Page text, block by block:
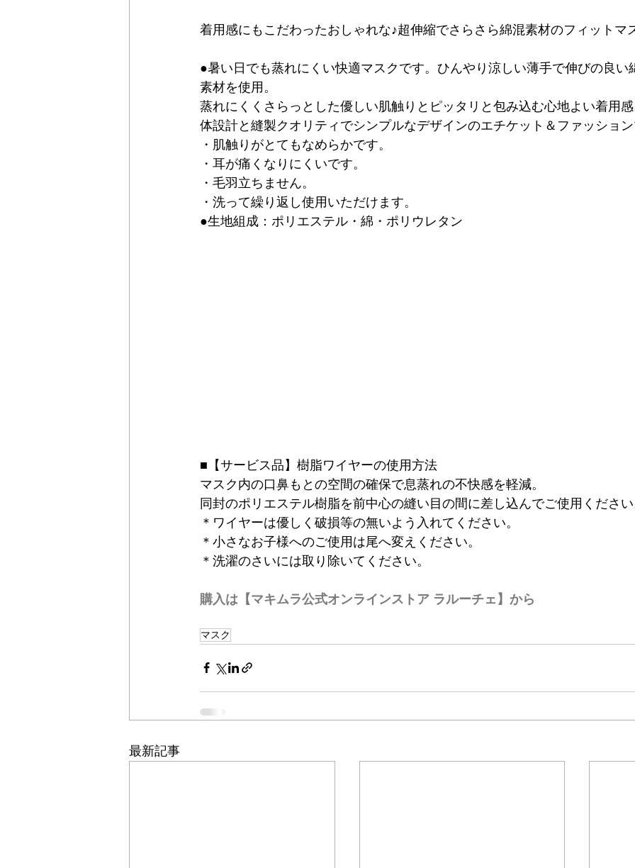
着用感にもこだわったおしゃれな♪超伸縮でさらさら綿混素材のフィットマ
●暑い日でも蒸れにくい快適マスクです。ひんやり涼しい薄手で伸びの良い
素材を使用。
蒸れにくくさらっとした優しい肌触りとピッタリと包み込む心地よい着用
体設計と縫製クオリティでシンプルなデザインのエチケット＆ファッショ
・肌触りがとてもなめらかです。
・耳が痛くなりにくいです。
・毛羽立ちません。
・洗って繰り返し使用いただけます。
●生地組成：ポリエステル・綿・ポリウレタン
■【サービス品】樹脂ワイヤーの使用方法
マスク内の口鼻もとの空間の確保で息蒸れの不快感を軽減。
同封のポリエステル樹脂を前中心の縫い目の間に差し込んでご使用くださ
＊ワイヤーは優しく破損等の無いよう入れてください。
＊小さなお子様へのご使用は尾へ変えください。
＊洗濯のさいには取り除いてください。
購入は【マキムラ公式オンラインストア ラルーチェ】から
マスク
最新記事